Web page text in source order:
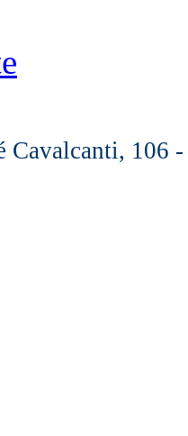
Cavalcanti, 106